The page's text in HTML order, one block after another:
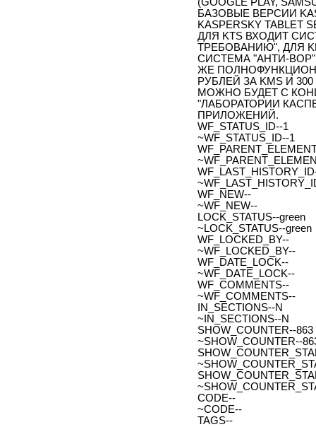
БАЗОВЫЕ ВЕРСИИ
KASPERSKY
ДЛЯ KTS ВХОДИТ
ТРЕБОВАНИЮ", ДЛЯ
СИСТЕМА "АНТИ-
ЖЕ
РУБЛЕЙ ЗА KMS И
МОЖНО БУДЕТ С
"ЛАБОРАТОРИИ
ПРИЛОЖЕНИЙ.
WF_STATUS_ID--1
~WF_STATUS_ID--1
WF_NEW--
~WF_NEW--
LOCK_STATUS--green
~LOCK_STATUS--green
WF_LOCKED_BY--
~WF_LOCKED_BY--
WF_DATE_LOCK--
~WF_DATE_LOCK--
WF_COMMENTS--
~WF_COMMENTS--
IN_SECTIONS--N
~IN_SECTIONS--N
SHOW_COUNTER--863
~SHOW_COUNTER--
CODE--
~CODE--
TAGS--